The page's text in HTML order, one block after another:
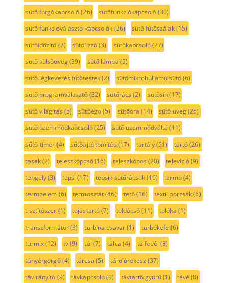
sütő forgókapcsoló(26) sütőfunkciókapcsoló(30)
sütő funkcióválasztó kapcsolók(26) sütő fűtőszálak(15)
sütőidőzítő(7) sütő izzó(3) sütőkapcsoló(27)
sütő külsőüveg(39) sütő lámpa (5)
sütő légkeverés fűtőtestek(2) sütőmikrohullámú sütő(6)
sütő programválasztó(32) sütőrács (2) sütősín(17)
sütő világítás (5) sütőégő(5) sütőóra (14) sütő üveg(26)
sütő üzemmódkapcsoló(25) sütő üzemmódváltó(11)
sűtő-timer(4) sűtőajtó tömítés (17) tartály(51) tartó(26)
tasak(2) teleszkópcső(16) teleszkópos (20) televízió(9)
tengely(3) tepsi (17) tepsik sütőrácsok(16) termo(4)
termoelem(6) termosztát(46) tető(16) textil porzsák(6)
tisztítószer(1) tojástartó(7) toldócső(11) tolóka (1)
transzformátor(3) turbina csavar(1) turbókefe (6)
turmix(12) tv(9) tál (7) tálca (4) tálfedél (3)
tányérgörgő(4) tárcsa (5) tárolórekesz (37)
távirányító(9) távkapcsoló(9) távtartó gyűrű(1) tévé (8)